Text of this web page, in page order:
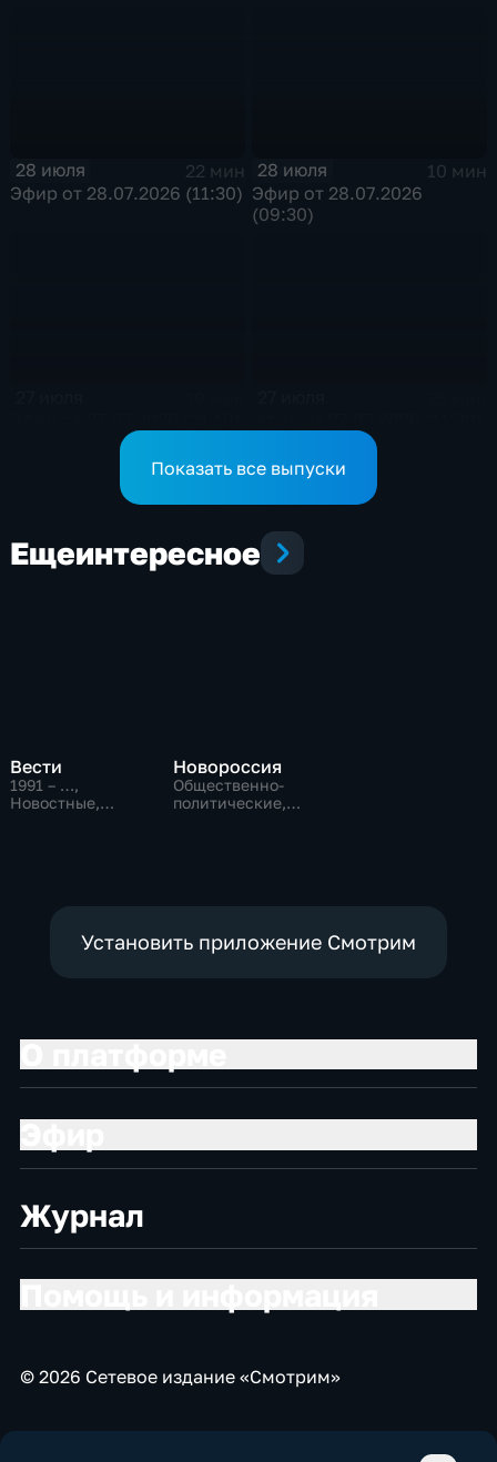
28 июля
22 мин
Эфир от 28.07.2026 (11:30)
28 июля
10 мин
Эфир от 28.07.2026
(09:30)
Показать все выпуски
Ещеинтересное
Вести
1991 – …,
Новостные,
Новороссия
Общественно-
политические,
Установить приложение Смотрим
Журнал
© 2026 Сетевое издание «Смотрим»